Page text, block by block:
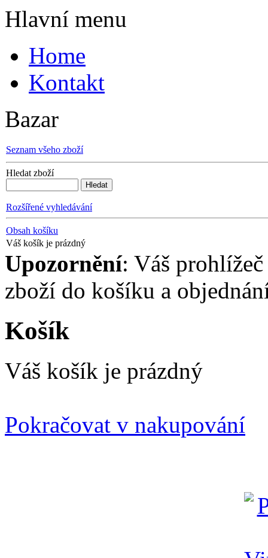
Hlavní menu
Home
Kontakt
Bazar
Seznam všeho zboží
Hledat zboží
Rozšířené vyhledávání
Obsah košíku
Váš košík je prázdný
Upozornění: Váš
zboží do košíku a
Košík
Váš košík je prázdný
Pokračovat v nakupování